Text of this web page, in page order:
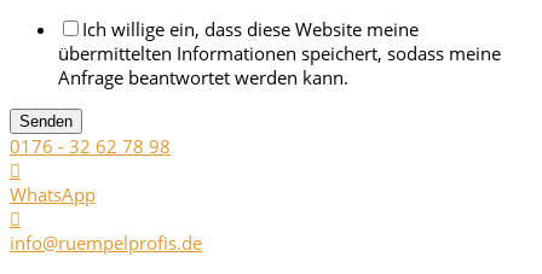
Ich willige ein, dass diese Website meine
übermittelten Informationen speichert, sodass meine
Anfrage beantwortet werden kann.
Senden
0176 - 32 62 78 98
WhatsApp
info@ruempelprofis.de